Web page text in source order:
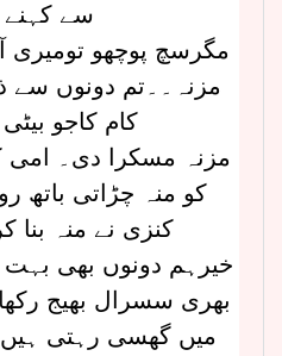
سے کہنے
مگرسچ پوچھو تومیری
مزنہ۔۔تم دونوں سے
کام کاجو
مزنہ مسکرا دی۔ امی
کو منہ چڑاتی باتھ
کنزی نے منہ بنا
خیرہم دونوں بھی بہت
بھری سسرال بھیج
میں گھسی رہتی